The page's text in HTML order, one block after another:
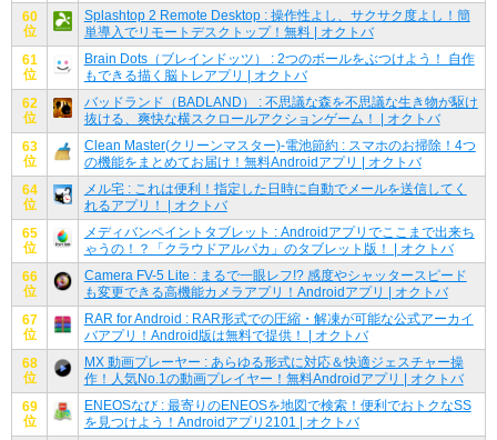
60
位
Splashtop 2 Remote Desktop : 操作性よし、サクサク度よし！簡
単導入でリモートデスクトップ！無料 | オクトバ
61
位
Brain Dots（ブレインドッツ） : 2つのボールをぶつけよう！ 自作
もできる描く脳トレアプリ | オクトバ
62
位
バッドランド（BADLAND） : 不思議な森を不思議な生き物が駆け
抜ける、爽快な横スクロールアクションゲーム！ | オクトバ
63
位
Clean Master(クリーンマスター)-電池節約 : スマホのお掃除！4つ
の機能をまとめてお届け！無料Androidアプリ | オクトバ
64
位
メル宅 : これは便利！指定した日時に自動でメールを送信してく
れるアプリ！ | オクトバ
65
位
メディバンペイントタブレット : Androidアプリでここまで出来ち
ゃうの！？「クラウドアルパカ」のタブレット版！ | オクトバ
66
位
Camera FV-5 Lite : まるで一眼レフ!? 感度やシャッタースピード
も変更できる高機能カメラアプリ！Androidアプリ | オクトバ
67
位
RAR for Android : RAR形式での圧縮・解凍が可能な公式アーカイ
バアプリ！Android版は無料で提供！ | オクトバ
68
位
MX 動画プレーヤー : あらゆる形式に対応＆快適ジェスチャー操
作！人気No.1の動画プレイヤー！無料Androidアプリ | オクトバ
69
位
ENEOSなび : 最寄りのENEOSを地図で検索！便利でおトクなSS
を見つけよう！Androidアプリ2101 | オクトバ